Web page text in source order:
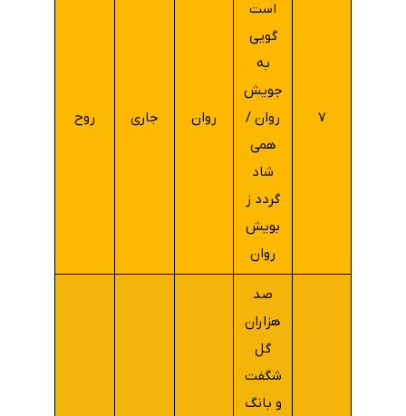
۷
است
گویی
به
جویش
روان /
همی
شاد
گردد ز
بویش
روان
روان جاری روح
صد
هزاران
گل
شگفت
و بانگ